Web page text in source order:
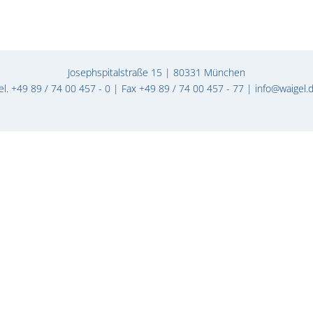
Josephspitalstraße 15 | 80331 München
+49 89 / 74 00 457 - 0 | Fax +49 89 / 74 00 457 - 77 |